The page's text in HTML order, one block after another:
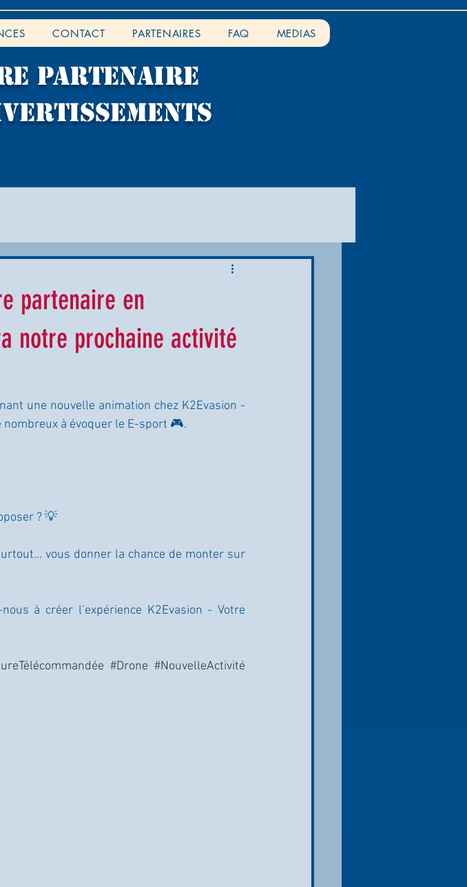
CONTACT PARTENAIRES FAQ MEDIAS
PARTENAIRE
partenaire en
notre prochaine activité
une nouvelle animation chez K2Evasion -
à évoquer le E-sport 🎮.
? 💡
vous donner la chance de monter sur
à créer l’expérience K2Evasion - Votre
#Drone #NouvelleActivité